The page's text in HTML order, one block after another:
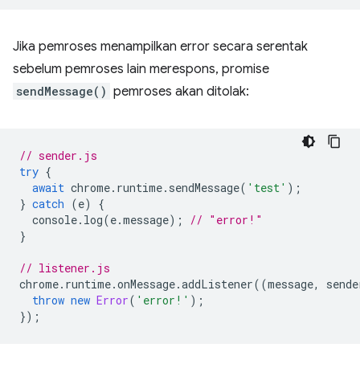
Jika pemroses menampilkan error secara serentak
sebelum pemroses lain merespons, promise
sendMessage() pemroses akan ditolak:
// sender.js
try {
await chrome. runtime. sendMessage( 'test' );
} catch (e)
{
console. log(e.message);
// "error!"
}
// listener.js
chrome. runtime.onMessage.addListener((message,
throw new Error( 'error!' );
});